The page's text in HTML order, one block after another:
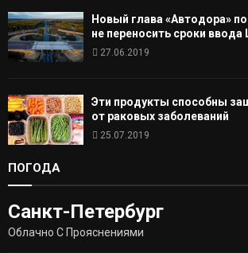
Новый глава «Автодора»
не переносить сроки
27.06.2019
Эти продукты способны
от раковых заболеваний
25.07.2019
ПОГОДА
Санкт-Петербург
Облачно С Прояснениями